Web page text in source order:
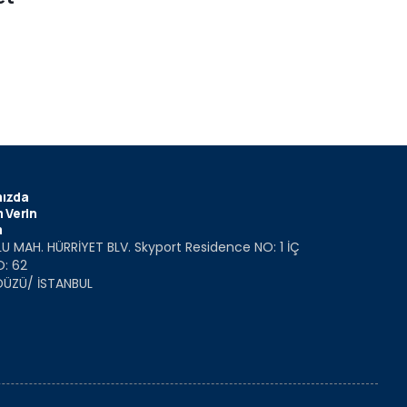
Verin
MAH. HÜRRİYET BLV. Skyport Residence NO: 1 İÇ
62
İSTANBUL